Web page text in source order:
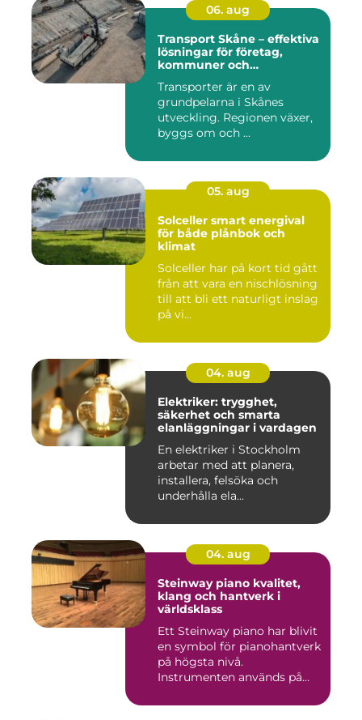
06. aug
Transport Skåne – effektiva
lösningar för företag,
kommuner och
Transporter är en av
grundpelarna i Skånes
utveckling. Regionen växer,
byggs om och ...
05. aug
Solceller smart energival
för både plånbok och
klimat
Solceller har på kort tid gått
från att vara en nischlösning
till att bli ett naturligt inslag
på vi...
04. aug
Elektriker: trygghet,
säkerhet och smarta
elanläggningar i vardagen
En elektriker i Stockholm
arbetar med att planera,
installera, felsöka och
underhålla ela...
04. aug
Steinway piano kvalitet,
klang och hantverk i
världsklass
Ett Steinway piano har blivit
en symbol för pianohantverk
på högsta nivå.
Instrumenten används på